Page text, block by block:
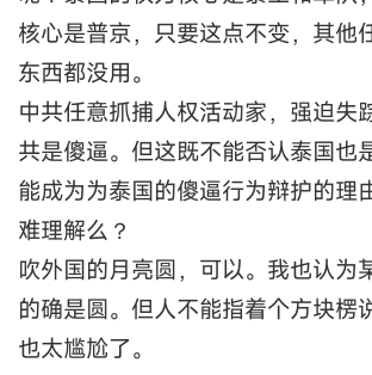
核心是普京，只要这点不变，其他
东西都没用。
中共任意抓捕人权活动家，强迫失
共是傻逼。但这既不能否认泰国也
能成为为泰国的傻逼行为辩护的理
难理解么？
吹外国的月亮圆，可以。我也认为
的确是圆。但人不能指着个方块楞
也太尴尬了。